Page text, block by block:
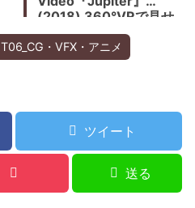
(2018) 360°VRで見せ
るMusic Video
T06_CG・VFX・アニメ
ツイート
送る